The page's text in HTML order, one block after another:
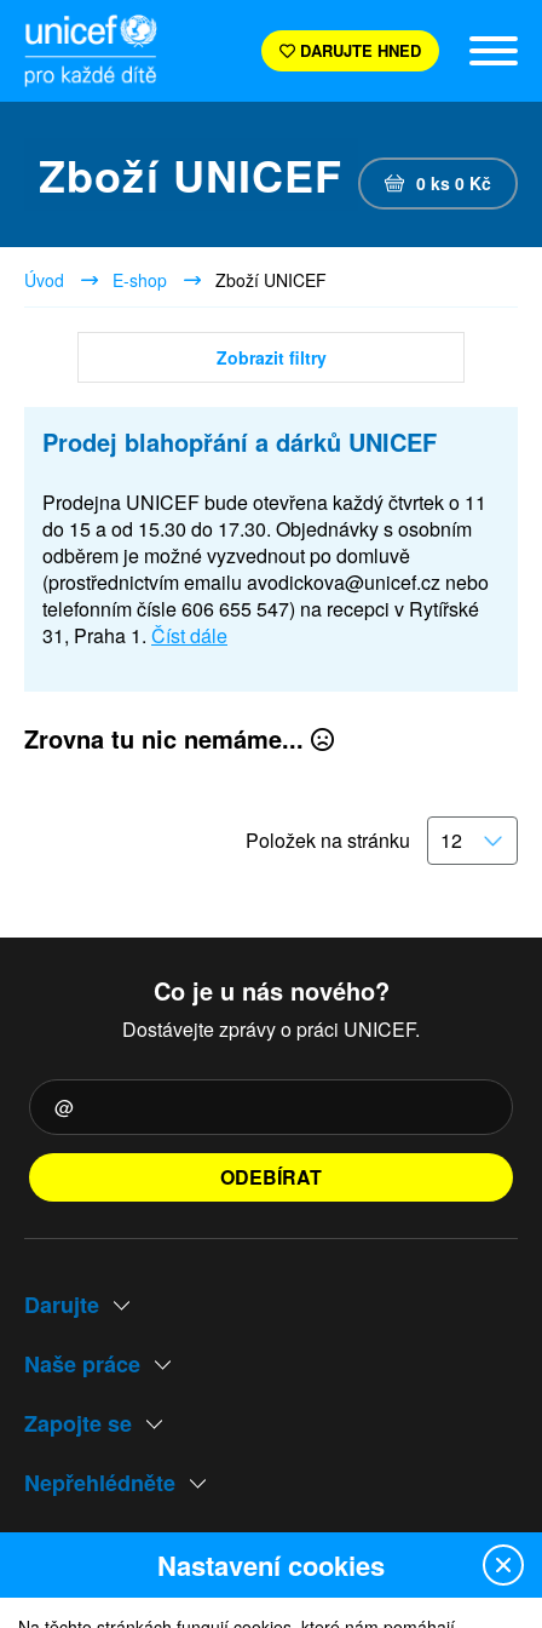
DARUJTE HNED
Zboží UNICEF 0 ks 0 Kč
Úvod E-shop Zboží UNICEF
Zobrazit filtry
Prodej blahopřání a dárků UNICEF
Prodejna UNICEF bude otevřena každý čtvrtek o 11
do 15 a od 15.30 do 17.30. Objednávky s osobním
odběrem je možné vyzvednout po domluvě
(prostřednictvím emailu avodickova@unicef.cz nebo
telefonním čísle 606 655 547) na recepci v Rytířské
31, Praha 1. Číst dále
Zrovna tu nic nemáme...
Položek na stránku
Co je u nás nového?
Dostávejte zprávy o práci UNICEF.
ODEBÍRAT
Darujte
Naše práce
Zapojte se
Nepřehlédněte
Naše weby
Nastavení cookies